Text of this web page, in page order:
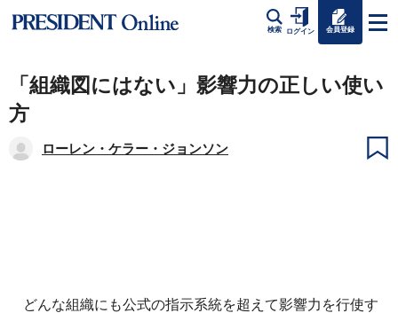
検索 ログイン 会員登録
「組織図にはない」影響力の正しい使い
方
ローレン・ケラー・ジョンソン
どんな組織にも公式の指示系統を超えて影響力を行使す